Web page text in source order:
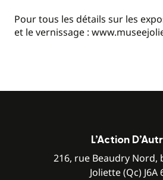
Pour tous les détails sur les
et le vernissage :
L’Action
216, rue Beaudry Nord,
Joliette (Qc) J6A